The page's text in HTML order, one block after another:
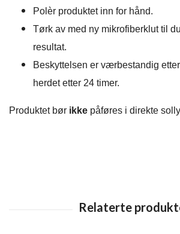
Polèr produktet inn for hånd.
Tørk av med ny mikrofiberklut til
resultat.
Beskyttelsen er værbestandig
herdet etter 24 timer.
Produktet bør ikke påføres i direkte